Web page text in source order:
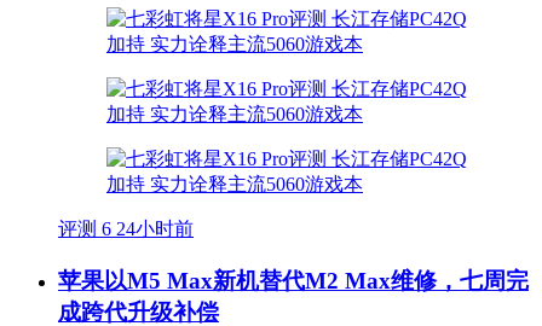
评测 6 24小时前
苹果以M5 Max新机替代M2 Max维修，七周完
成跨代升级补偿